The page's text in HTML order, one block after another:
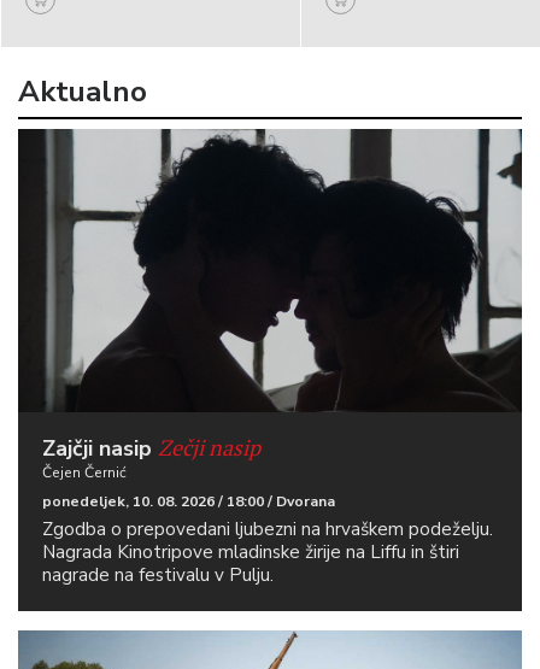
Aktualno
Zajčji nasip Zečji nasip
Čejen Černić
ponedeljek, 10. 08. 2026 / 18:00 / Dvorana
Zgodba o prepovedani ljubezni na hrvaškem podeželju.
Nagrada Kinotripove mladinske žirije na Liffu in štiri
nagrade na festivalu v Pulju.